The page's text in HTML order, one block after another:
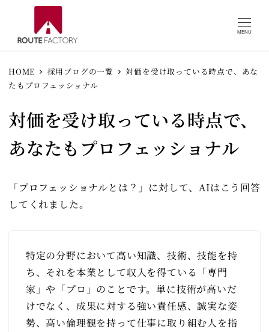
MENU
HOME 採用ブログの一覧
対価を受け取っている時点で、あな
たもプロフェッショナル
対価を受け取っている時点で、
あなたもプロフェッショナル
「プロフェッショナルとは？」に対して、AIはこう回答
してくれました。
特定の分野において高い知識、技術、技能を持
ち、それを本業として収入を得ている「専門
家」や「プロ」のことです。単に技術が高いだ
けでなく、成果に対する強い責任感、誠実な姿
勢、高い倫理観を持って仕事に取り組む人を指